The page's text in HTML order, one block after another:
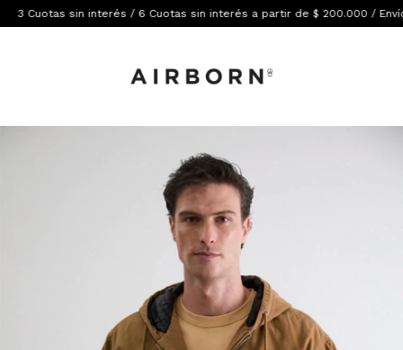
sin interés / 6 Cuotas sin interés a partir de $ 200.000 / Envíos gratis